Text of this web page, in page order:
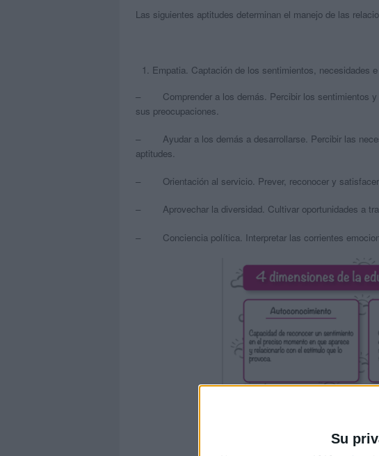
Su
Las siguientes aptitudes determinan el manejo de las
Empatia. Captación de los sentimientos, necesidades
– Comprender a los demás. Percibir los sentimientos y
sus preocupaciones.
– Ayudar a los demás a desarrollarse. Percibir las
aptitudes.
– Orientación al servicio. Prever, reconocer y satisfacer
– Aprovechar la diversidad. Cultivar oportunidades a
– Conciencia política. Interpretar las corrientes